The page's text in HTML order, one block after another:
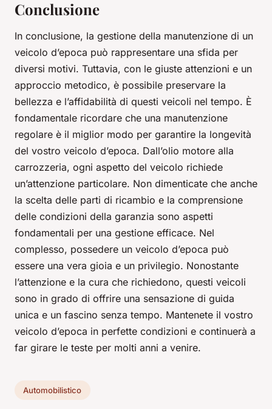
Conclusione
In conclusione, la gestione della manutenzione di un
veicolo d’epoca può rappresentare una sfida per
diversi motivi. Tuttavia, con le giuste attenzioni e un
approccio metodico, è possibile preservare la
bellezza e l’affidabilità di questi veicoli nel tempo. È
fondamentale ricordare che una manutenzione
regolare è il miglior modo per garantire la longevità
del vostro veicolo d’epoca. Dall’olio motore alla
carrozzeria, ogni aspetto del veicolo richiede
un’attenzione particolare. Non dimenticate che anche
la scelta delle parti di ricambio e la comprensione
delle condizioni della garanzia sono aspetti
fondamentali per una gestione efficace. Nel
complesso, possedere un veicolo d’epoca può
essere una vera gioia e un privilegio. Nonostante
l’attenzione e la cura che richiedono, questi veicoli
sono in grado di offrire una sensazione di guida
unica e un fascino senza tempo. Mantenete il vostro
veicolo d’epoca in perfette condizioni e continuerà a
far girare le teste per molti anni a venire.
Automobilistico